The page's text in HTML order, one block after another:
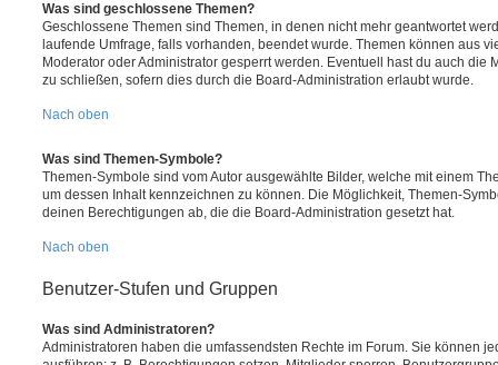
Was sind geschlossene Themen?
Geschlossene Themen sind Themen, in denen nicht mehr geantwortet
laufende Umfrage, falls vorhanden, beendet wurde. Themen können aus
Moderator oder Administrator gesperrt werden. Eventuell hast du auch die
zu schließen, sofern dies durch die Board-Administration erlaubt wurde.
Nach oben
Was sind Themen-Symbole?
Themen-Symbole sind vom Autor ausgewählte Bilder, welche mit einem
um dessen Inhalt kennzeichnen zu können. Die Möglichkeit, Themen-
deinen Berechtigungen ab, die die Board-Administration gesetzt hat.
Nach oben
Benutzer-Stufen und Gruppen
Was sind Administratoren?
Administratoren haben die umfassendsten Rechte im Forum. Sie können